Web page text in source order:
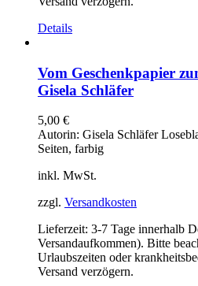
Details
Vom Geschenkpapier
Gisela Schläfer
5,00 €
Autorin: Gisela Schläfer
Seiten, farbig
inkl. MwSt.
zzgl. Versandkosten
Lieferzeit: 3-7 Tage innerhalb
Versandaufkommen). Bitte
Urlaubszeiten oder
Versand verzögern.